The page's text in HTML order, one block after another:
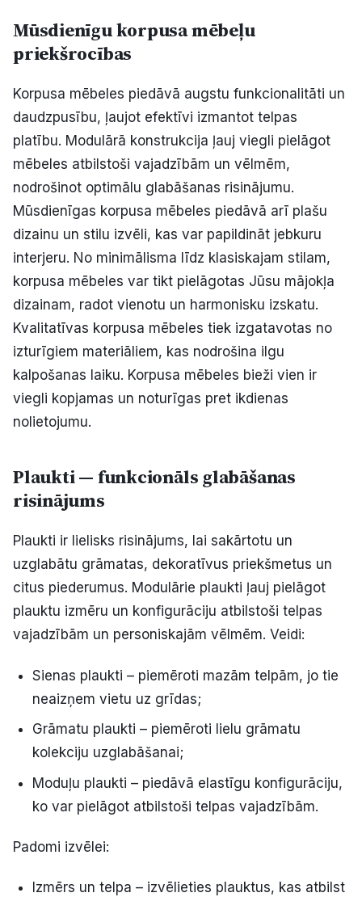
Ziņo redakcijai
Facebook Instagram YouTube
E-avīze Abonē
Mūsdienīgu korpusa mēbeļu
priekšrocības
Korpusa mēbeles piedāvā augstu funkcionalitāti un
daudzpusību, ļaujot efektīvi izmantot telpas
platību. Modulārā konstrukcija ļauj viegli pielāgot
mēbeles atbilstoši vajadzībām un vēlmēm,
nodrošinot optimālu glabāšanas risinājumu.
Mūsdienīgas korpusa mēbeles piedāvā arī plašu
dizainu un stilu izvēli, kas var papildināt jebkuru
interjeru. No minimālisma līdz klasiskajam stilam,
korpusa mēbeles var tikt pielāgotas Jūsu mājokļa
dizainam, radot vienotu un harmonisku izskatu.
Kvalitatīvas korpusa mēbeles tiek izgatavotas no
izturīgiem materiāliem, kas nodrošina ilgu
kalpošanas laiku. Korpusa mēbeles bieži vien ir
viegli kopjamas un noturīgas pret ikdienas
nolietojumu.
Plaukti — funkcionāls glabāšanas
risinājums
Plaukti ir lielisks risinājums, lai sakārtotu un
uzglabātu grāmatas, dekoratīvus priekšmetus un
citus piederumus. Modulārie plaukti ļauj pielāgot
plauktu izmēru un konfigurāciju atbilstoši telpas
vajadzībām un personiskajām vēlmēm. Veidi:
Sienas plaukti – piemēroti mazām telpām, jo tie
neaizņem vietu uz grīdas;
Grāmatu plaukti – piemēroti lielu grāmatu
kolekciju uzglabāšanai;
Moduļu plaukti – piedāvā elastīgu konfigurāciju,
ko var pielāgot atbilstoši telpas vajadzībām.
Padomi izvēlei:
Izmērs un telpa – izvēlieties plauktus, kas atbilst